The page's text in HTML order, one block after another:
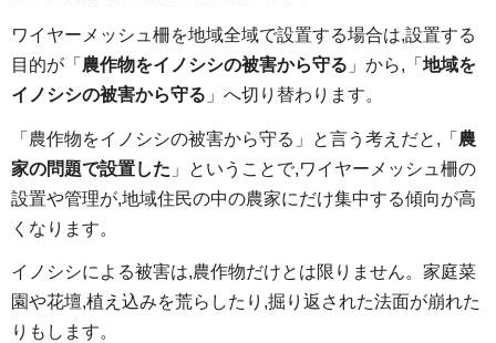
ワイヤーメッシュ柵を地域全域で設置する場合は,設置する
目的が「 農作物をイノシシの被害から守る 」から,「 地域を
イノシシの被害から守る 」へ切り替わります。
「農作物をイノシシの被害から守る」と言う考えだと,「 農
家の問題で設置した 」ということで,ワイヤーメッシュ柵の
設置や管理が,地域住民の中の農家にだけ集中する傾向が高
くなります。
イノシシによる被害は,農作物だけとは限りません。家庭菜
園や花壇,植え込みを荒らしたり,掘り返された法面が崩れた
りもします。